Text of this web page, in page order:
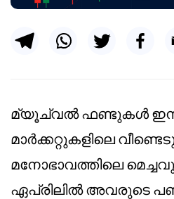
മ്യൂച്വൽ ഫണ്ടുകൾ
മാർക്കറ്റുകളിലെ
മനോഭാവത്തിലെ
ഏപ്രിലിൽ അവരുടെ